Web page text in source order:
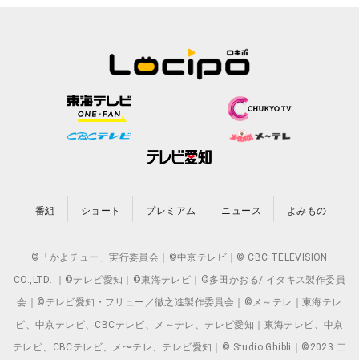
番組 ショート プレミアム ニュース よみもの
©「かよチュー」実行委員会｜©中京テレビ｜© CBC TELEVISION
CO.,LTD. ｜©テレビ愛知｜©東海テレビ｜©多田かおる/ イタキス製作委員
会｜©テレビ愛知・フリュー／徹之進製作委員会｜©メ～テレ｜東海テレ
ビ、中京テレビ、CBCテレビ、メ～テレ、テレビ愛知｜東海テレビ、中京
テレビ、CBCテレビ、メ〜テレ、テレビ愛知｜© Studio Ghibli｜©2023 二